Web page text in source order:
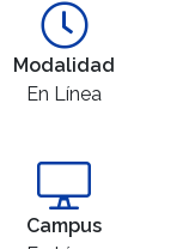
Modalidad
En Línea
Campus